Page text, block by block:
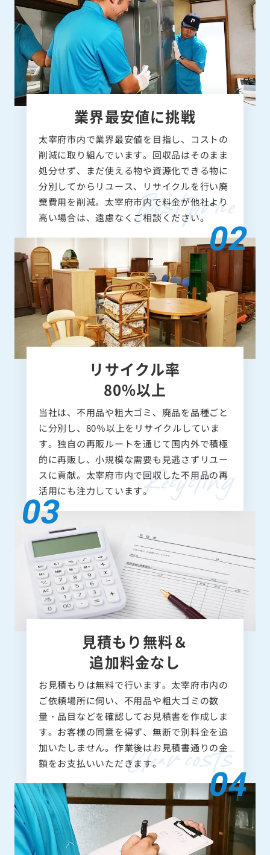
業界最安値に挑戦
太宰府市内で業界最安値を目指し、コストの
削減に取り組んでいます。回収品はそのまま
処分せず、まだ使える物や資源化できる物に
分別してからリユース、リサイクルを行い廃
棄費用を削減。太宰府市内で料金が他社より
高い場合は、遠慮なくご相談ください。
リサイクル率
80%以上
当社は、不用品や粗大ゴミ、廃品を品種ごと
に分別し、80％以上をリサイクルしていま
す。独自の再販ルートを通じて国内外で積極
的に再販し、小規模な需要も見逃さずリユー
スに貢献。太宰府市内で回収した不用品の再
活用にも注力しています。
見積もり無料＆
追加料金なし
お見積もりは無料で行います。太宰府市内の
ご依頼場所に伺い、不用品や粗大ゴミの数
量・品目などを確認してお見積書を作成しま
す。お客様の同意を得ず、無断で別料金を追
加いたしません。作業後はお見積書通りの金
額をお支払いいただきます。